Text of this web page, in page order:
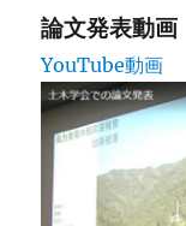
論文発表動画
YouTube動画